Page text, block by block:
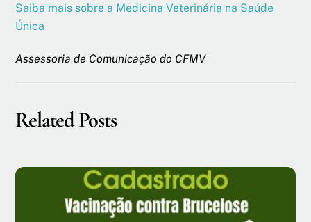
Saiba mais sobre a Medicina Veterinária na Saúde
Única
Assessoria de Comunicação do CFMV
Related Posts